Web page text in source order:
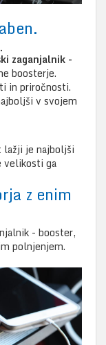
zaganjalnik -
boosterje.
in priročnosti.
v svojem
je najboljši
velikosti ga
z enim
- booster,
polnjenjem.